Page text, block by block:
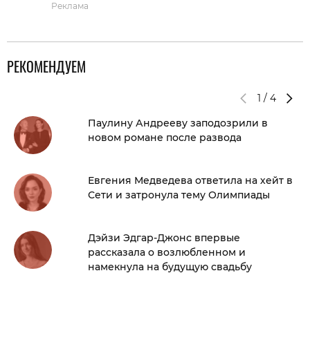
Реклама
РЕКОМЕНДУЕМ
1 / 4
Паулину Андрееву заподозрили в
новом романе после развода
Евгения Медведева ответила на хейт в
Сети и затронула тему Олимпиады
Дэйзи Эдгар-Джонс впервые
рассказала о возлюбленном и
намекнула на будущую свадьбу